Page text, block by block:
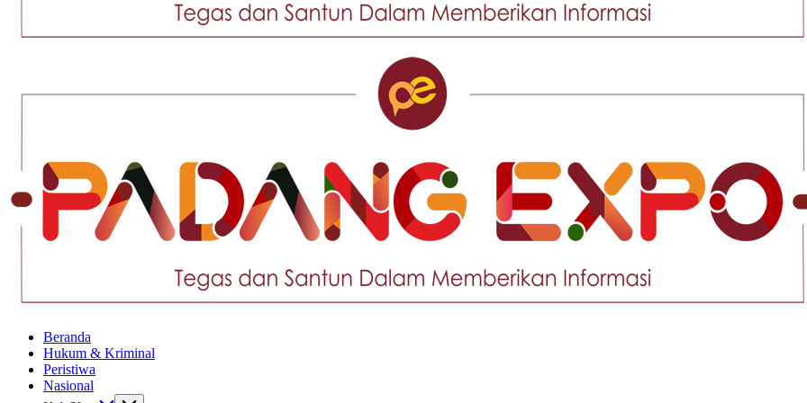
Santun
Memberikan
Informasi
Beranda
Hukum & Kriminal
Peristiwa
Nasional